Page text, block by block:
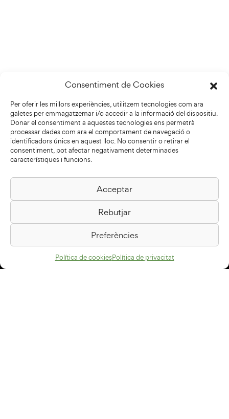
Consentiment de Cookies
Per oferir les millors experiències, utilitzem tecnologies com ara
galetes per emmagatzemar i/o accedir a la informació del dispositiu.
Donar el consentiment a aquestes tecnologies ens permetrà
processar dades com ara el comportament de navegació o
identificadors únics en aquest lloc. No consentir o retirar el
consentiment, pot afectar negativament determinades
característiques i funcions.
Acceptar
Rebutjar
Preferències
Política de cookiesPolítica de privacitat
Biblioteca Pilarin Bayés
Passeig de la Generalitat, 1
08500 Vic